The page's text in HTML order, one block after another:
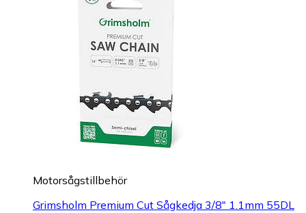
Motorsågstillbehör
Grimsholm Premium Cut Sågkedja 3/8" 1.1mm 55DL